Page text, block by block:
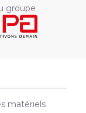
groupe
matériels